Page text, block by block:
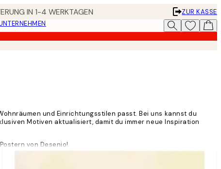
IN 1-4 WERKTAGEN
ZUR KASSE
und Einrichtungsstilen passt. Bei uns kannst du
Motiven aktualisiert, damit du immer neue Inspiration
von Desenio!